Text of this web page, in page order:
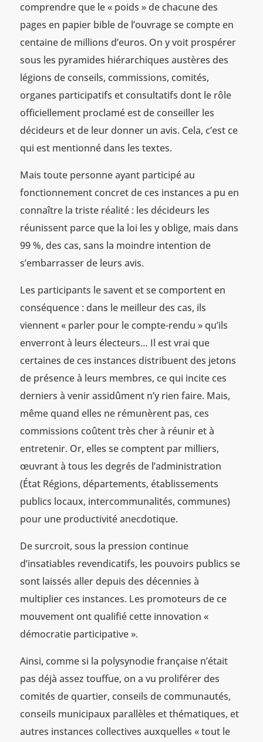
comprendre que le « poids » de chacune des
pages en papier bible de l’ouvrage se compte en
centaine de millions d’euros. On y voit prospérer
sous les pyramides hiérarchiques austères des
légions de conseils, commissions, comités,
organes participatifs et consultatifs dont le rôle
officiellement proclamé est de conseiller les
décideurs et de leur donner un avis. Cela, c’est ce
qui est mentionné dans les textes.
Mais toute personne ayant participé au
fonctionnement concret de ces instances a pu en
connaître la triste réalité : les décideurs les
réunissent parce que la loi les y oblige, mais dans
99 %, des cas, sans la moindre intention de
s’embarrasser de leurs avis.
Les participants le savent et se comportent en
conséquence : dans le meilleur des cas, ils
viennent « parler pour le compte-rendu » qu’ils
enverront à leurs électeurs… Il est vrai que
certaines de ces instances distribuent des jetons
de présence à leurs membres, ce qui incite ces
derniers à venir assidûment n’y rien faire. Mais,
même quand elles ne rémunèrent pas, ces
commissions coûtent très cher à réunir et à
entretenir. Or, elles se comptent par milliers,
œuvrant à tous les degrés de l’administration
(État Régions, départements, établissements
publics locaux, intercommunalités, communes)
pour une productivité anecdotique.
De surcroit, sous la pression continue
d’insatiables revendicatifs, les pouvoirs publics se
sont laissés aller depuis des décennies à
multiplier ces instances. Les promoteurs de ce
mouvement ont qualifié cette innovation «
démocratie participative ».
Ainsi, comme si la polysynodie française n’était
pas déjà assez touffue, on a vu proliférer des
comités de quartier, conseils de communautés,
conseils municipaux parallèles et thématiques, et
autres instances collectives auxquelles « tout le